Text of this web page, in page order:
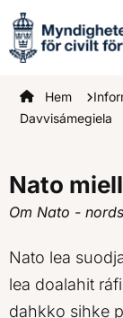
Startsidan
Hem
Davvisámegiela
Nato
Om Nato -
Nato lea
lea doalahit
dahkko sihke